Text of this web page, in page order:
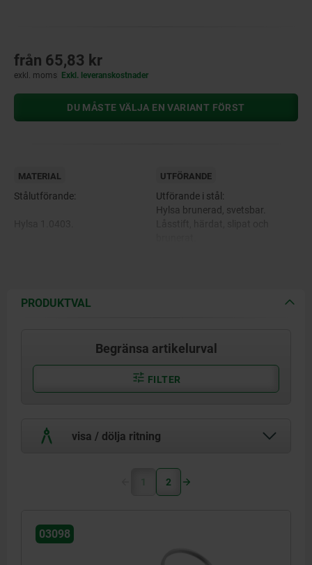
från 65,83 kr
exkl. moms Exkl. leveranskostnader
DU MÅSTE VÄLJA EN VARIANT FÖRST
MATERIAL
Stålutförande:
Utförande i rostfritt stål:
Låsstift härdat 1.4034
Låsstift ej härdat 1.4305
Nyckelring 1.4310.
UTFÖRANDE
Utförande i stål:
Hylsa brunerad, svetsbar.
Nyckelring blank.
PRODUKTVAL
Begränsa artikelurval
FILTER
visa / dölja ritning
1 2
03098